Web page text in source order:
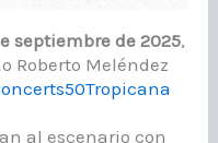
septiembre de 2025,
Roberto Meléndez
Tropicana
al escenario con